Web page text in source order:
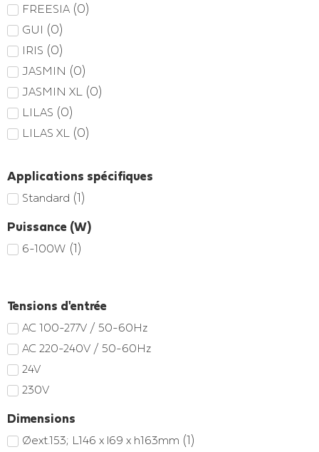
FREESIA (0)
GUI (0)
IRIS (0)
JASMIN (0)
JASMIN XL (0)
LILAS (0)
LILAS XL (0)
Applications spécifiques
Standard (1)
Puissance (W)
6-100W (1)
Tensions d'entrée
AC 100-277V / 50-60Hz
AC 220-240V / 50-60Hz
24V
230V
Dimensions
Øext.153; L146 x l69 x h163mm (1)